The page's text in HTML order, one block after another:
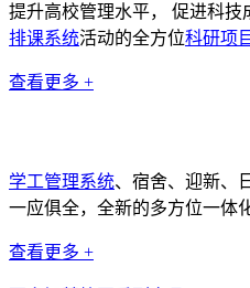
提升高校管理水平， 促进科
排课系统活动的全方位科研项
查看更多 +
学工管理系统、宿舍、迎新、
一应俱全，全新的多方位一体
查看更多 +